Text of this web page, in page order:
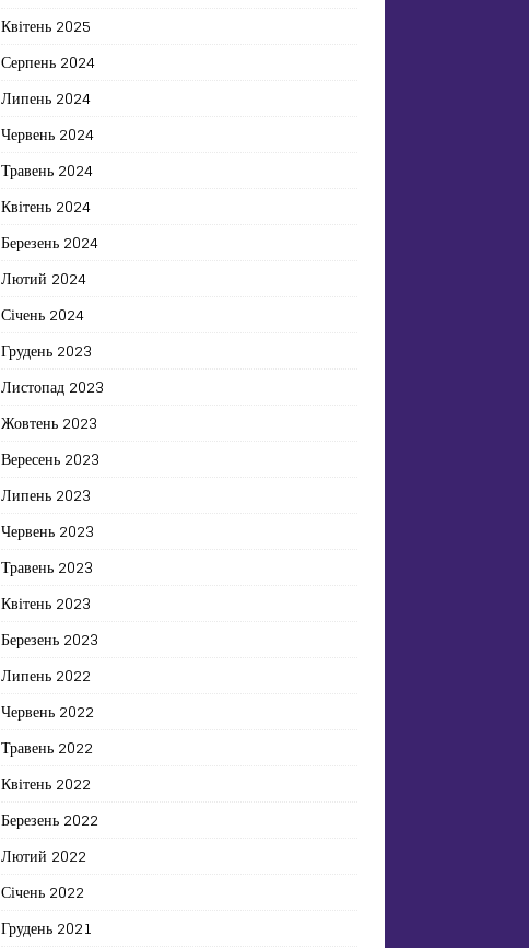
Квітень 2025
Серпень 2024
Липень 2024
Червень 2024
Травень 2024
Квітень 2024
Березень 2024
Лютий 2024
Січень 2024
Грудень 2023
Листопад 2023
Жовтень 2023
Вересень 2023
Липень 2023
Червень 2023
Травень 2023
Квітень 2023
Березень 2023
Липень 2022
Червень 2022
Травень 2022
Квітень 2022
Березень 2022
Лютий 2022
Січень 2022
Грудень 2021